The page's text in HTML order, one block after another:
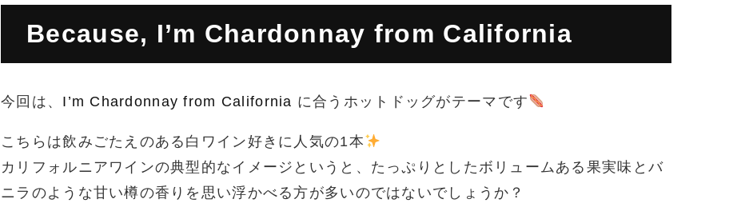
Because, I’m Chardonnay from California
今回は、 I’m Chardonnay from California に合うホットドッグがテーマです
こちらは飲みごたえのある白ワイン好きに人気の1本
カリフォルニアワインの典型的なイメージというと、たっぷりとしたボリュームある果実味とバ
ニラのような甘い樽の香りを思い浮かべる方が多いのではないでしょうか？